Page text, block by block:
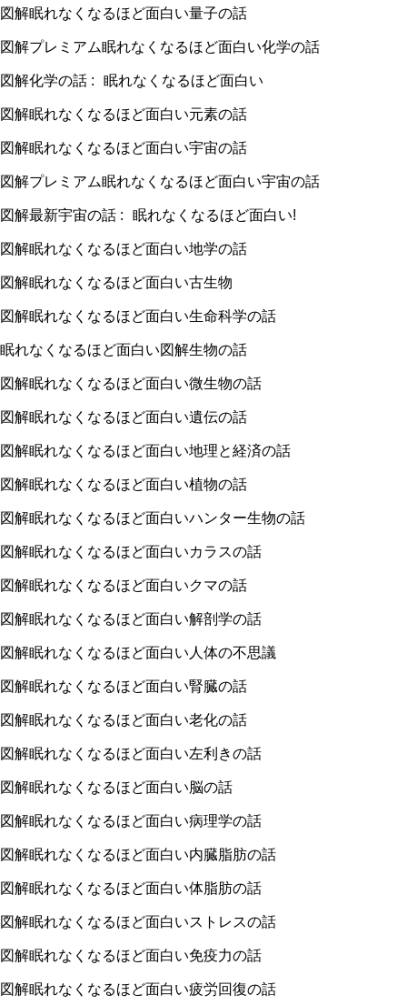
図解眠れなくなるほど面白い量子の話
図解プレミアム眠れなくなるほど面白い化学の話
図解化学の話 : 眠れなくなるほど面白い
図解眠れなくなるほど面白い元素の話
図解眠れなくなるほど面白い宇宙の話
図解プレミアム眠れなくなるほど面白い宇宙の話
図解最新宇宙の話 : 眠れなくなるほど面白い!
図解眠れなくなるほど面白い地学の話
図解眠れなくなるほど面白い古生物
図解眠れなくなるほど面白い生命科学の話
眠れなくなるほど面白い図解生物の話
図解眠れなくなるほど面白い微生物の話
図解眠れなくなるほど面白い遺伝の話
図解眠れなくなるほど面白い地理と経済の話
図解眠れなくなるほど面白い植物の話
図解眠れなくなるほど面白いハンター生物の話
図解眠れなくなるほど面白いカラスの話
図解眠れなくなるほど面白いクマの話
図解眠れなくなるほど面白い解剖学の話
図解眠れなくなるほど面白い人体の不思議
図解眠れなくなるほど面白い腎臓の話
図解眠れなくなるほど面白い老化の話
図解眠れなくなるほど面白い左利きの話
図解眠れなくなるほど面白い脳の話
図解眠れなくなるほど面白い病理学の話
図解眠れなくなるほど面白い内臓脂肪の話
図解眠れなくなるほど面白い体脂肪の話
図解眠れなくなるほど面白いストレスの話
図解眠れなくなるほど面白い免疫力の話
図解眠れなくなるほど面白い疲労回復の話